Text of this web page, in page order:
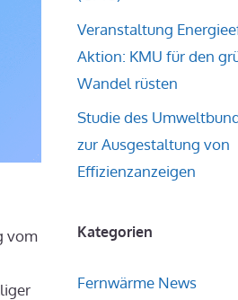
vom
Veranstaltung
Aktion: KMU für den
Wandel rüsten
Studie des
zur Ausgestaltung von
Effizienzanzeigen
Kategorien
Fernwärme News